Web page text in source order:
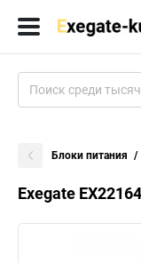
Блоки питания
Exegate